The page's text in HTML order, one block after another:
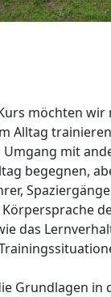
möchten wir
Alltag
Umgang mit
begegnen,
das
Grundlagen in